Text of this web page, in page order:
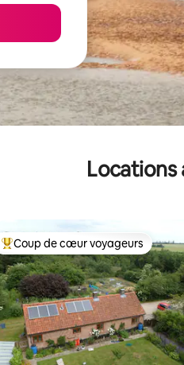
Locations
Coup de cœur voyageurs parmi les
Coup de cœur voyageurs